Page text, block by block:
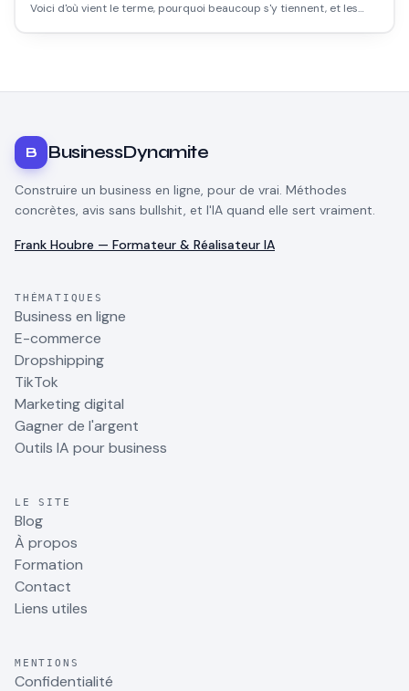
Voici d'où vient le terme, pourquoi beaucoup s'y tiennent, et les
B BusinessDynamite
Construire un business en ligne, pour de vrai. Méthodes
concrètes, avis sans bullshit, et l'IA quand elle sert vraiment.
Frank Houbre — Formateur & Réalisateur IA
THÉMATIQUES
Business en ligne
E-commerce
Dropshipping
TikTok
Marketing digital
Gagner de l'argent
Outils IA pour business
LE SITE
Blog
À propos
Formation
Contact
Liens utiles
MENTIONS
Confidentialité